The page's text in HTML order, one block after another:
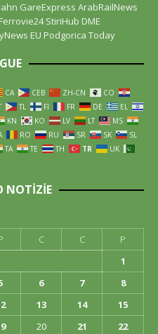
GareExpress ArabRailNews
Ferrovie24 StiriHub DME
EU Podgorica Today
CA CEB ZH-CN
CO
TL FI FR DE
EL
KN KO LV LT
MS
RO RU SR SK
SL
TA TE TH TR
UK
NOTIZIE
C C
P
1
6 7
8
13 14
15
20 21
22